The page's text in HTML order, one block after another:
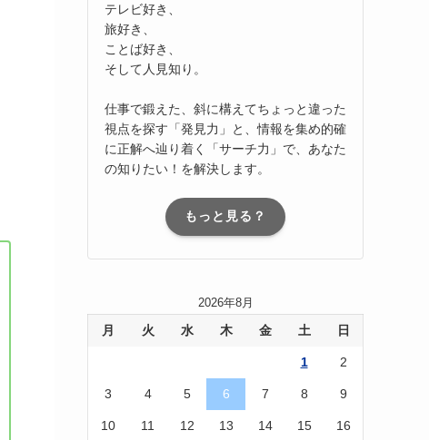
テレビ好き、
旅好き、
ことば好き、
そして人見知り。
仕事で鍛えた、斜に構えてちょっと違った
視点を探す「発見力」と、情報を集め的確
に正解へ辿り着く「サーチ力」で、あなた
の知りたい！を解決します。
もっと見る？
2026年8月
月 火 水 木 金 土 日
1 2
3 4 5 6 7 8 9
10 11 12 13 14 15 16